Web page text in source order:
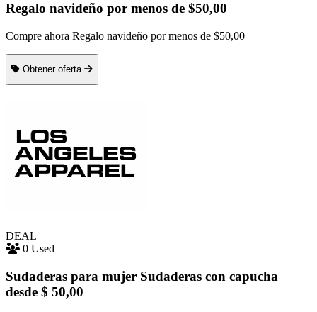
Regalo navideño por menos de $50,00
Compre ahora Regalo navideño por menos de $50,00
Obtener oferta
DEAL
0 Used
Sudaderas para mujer Sudaderas con capucha
desde $ 50,00